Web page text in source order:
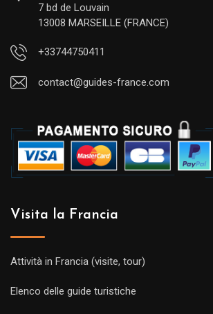
7 bd de Louvain
13008 MARSEILLE (FRANCE)
+33744750411
contact@guides-france.com
Visita la Francia
Attività in Francia (visite, tour)
Elenco delle guide turistiche